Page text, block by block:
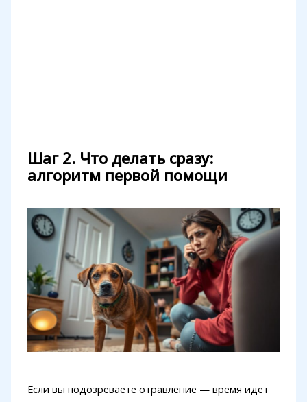
Шаг 2. Что делать сразу:
алгоритм первой помощи
Если вы подозреваете отравление — время идет